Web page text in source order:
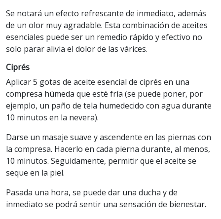
Se notará un efecto refrescante de inmediato, además
de un olor muy agradable. Esta combinación de aceites
esenciales puede ser un remedio rápido y efectivo no
solo parar alivia el dolor de las várices.
Ciprés
Aplicar 5 gotas de aceite esencial de ciprés en una
compresa húmeda que esté fría (se puede poner, por
ejemplo, un paño de tela humedecido con agua durante
10 minutos en la nevera).
Darse un masaje suave y ascendente en las piernas con
la compresa. Hacerlo en cada pierna durante, al menos,
10 minutos. Seguidamente, permitir que el aceite se
seque en la piel.
Pasada una hora, se puede dar una ducha y de
inmediato se podrá sentir una sensación de bienestar.